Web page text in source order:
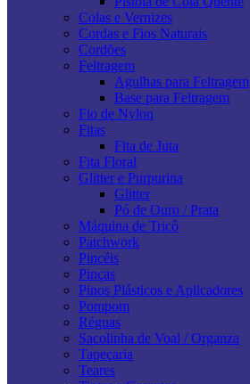
Colas e Vernizes
Cordas e Fios Naturais
Cordões
Feltragem
Agulhas para Feltragem
Base para Feltragem
Fio de Nylon
Fitas
Fita de Juta
Fita Floral
Glitter e Purpurina
Glitter
Pó de Ouro / Prata
Máquina de Tricô
Patchwork
Pincéis
Pinças
Pinos Plásticos e Aplicadores
Pompom
Réguas
Sacolinha de Voal / Organza
Tapeçaria
Teares